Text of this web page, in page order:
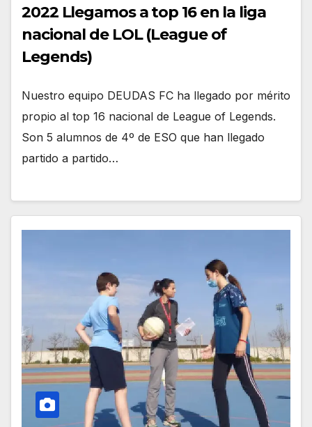
2022 Llegamos a top 16 en la liga
nacional de LOL (League of
Legends)
Nuestro equipo DEUDAS FC ha llegado por mérito
propio al top 16 nacional de League of Legends.
Son 5 alumnos de 4º de ESO que han llegado
partido a partido…